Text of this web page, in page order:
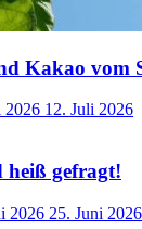
Kakao vom
2026 12. Juli 2026
heiß gefragt!
2026 25. Juni 2026